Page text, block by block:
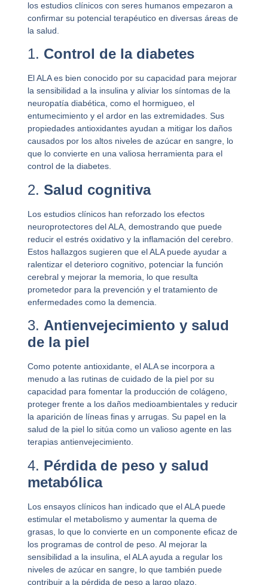
los estudios clínicos con seres humanos empezaron a
confirmar su potencial terapéutico en diversas áreas de
la salud.
1. Control de la diabetes
El ALA es bien conocido por su capacidad para mejorar
la sensibilidad a la insulina y aliviar los síntomas de la
neuropatía diabética, como el hormigueo, el
entumecimiento y el ardor en las extremidades. Sus
propiedades antioxidantes ayudan a mitigar los daños
causados por los altos niveles de azúcar en sangre, lo
que lo convierte en una valiosa herramienta para el
control de la diabetes.
2. Salud cognitiva
Los estudios clínicos han reforzado los efectos
neuroprotectores del ALA, demostrando que puede
reducir el estrés oxidativo y la inflamación del cerebro.
Estos hallazgos sugieren que el ALA puede ayudar a
ralentizar el deterioro cognitivo, potenciar la función
cerebral y mejorar la memoria, lo que resulta
prometedor para la prevención y el tratamiento de
enfermedades como la demencia.
3. Antienvejecimiento y salud
de la piel
Como potente antioxidante, el ALA se incorpora a
menudo a las rutinas de cuidado de la piel por su
capacidad para fomentar la producción de colágeno,
proteger frente a los daños medioambientales y reducir
la aparición de líneas finas y arrugas. Su papel en la
salud de la piel lo sitúa como un valioso agente en las
terapias antienvejecimiento.
4. Pérdida de peso y salud
metabólica
Los ensayos clínicos han indicado que el ALA puede
estimular el metabolismo y aumentar la quema de
grasas, lo que lo convierte en un componente eficaz de
los programas de control de peso. Al mejorar la
sensibilidad a la insulina, el ALA ayuda a regular los
niveles de azúcar en sangre, lo que también puede
contribuir a la pérdida de peso a largo plazo.